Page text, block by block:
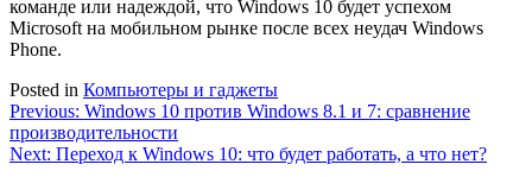
команде или надеждой, что Windows 10 будет успехом
Microsoft на мобильном рынке после всех неудач Windows
Phone.
Posted in Компьютеры и гаджеты
Навигация
по
Previous: Windows 10 против Windows 8.1 и 7: сравнение
производительности
Next: Переход к Windows 10: что будет работать, а что нет?